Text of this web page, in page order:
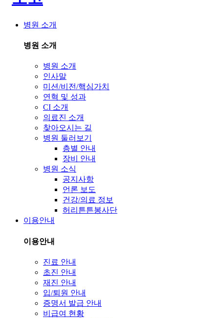
병원 소개
병원 소개
병원 소개
인사말
미션/비전/핵심가치
연혁 및 성과
CI 소개
의료진 소개
찾아오시는 길
병원 둘러보기
층별 안내
장비 안내
병원 소식
공지사항
언론 보도
건강/의료 정보
허리튼튼봉사단
이용안내
이용안내
진료 안내
초진 안내
재진 안내
입/퇴원 안내
증명서 발급 안내
비급여 현황